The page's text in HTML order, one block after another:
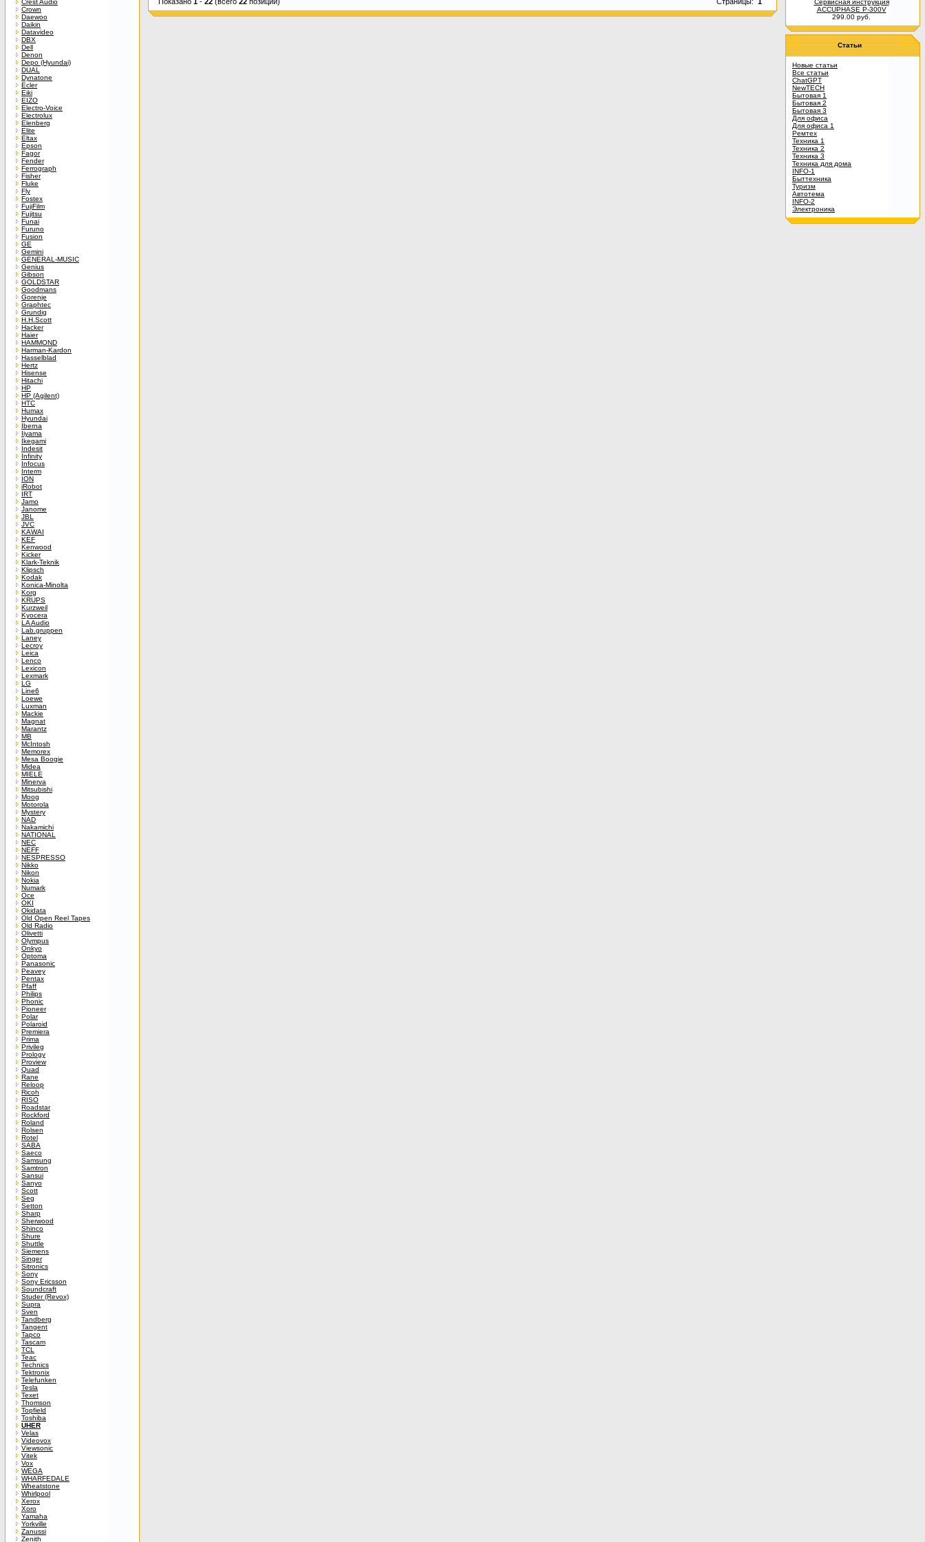
Crest Audio
Crown
Daewoo
Daikin
Datavideo
DBX
Dell
Denon
Depo (Hyundai)
DUAL
Dynatone
Ecler
Eiki
EIZO
Electro-Voice
Electrolux
Elenberg
Elite
Eltax
Epson
Fagor
Fender
Ferrograph
Fisher
Fluke
Fly
Fostex
FujiFilm
Fujitsu
Funai
Furuno
Fusion
GE
Gemini
GENERAL-MUSIC
Genius
Gibson
GOLDSTAR
Goodmans
Gorenje
Graphtec
Grundig
H.H.Scott
Hacker
Haier
HAMMOND
Harman-Kardon
Hasselblad
Hertz
Hisense
Hitachi
HP
HP (Agilent)
HTC
Humax
Hyundai
Iberna
Iiyama
Ikegami
Indesit
Infinity
Infocus
Interm
ION
iRobot
IRT
Jamo
Janome
JBL
JVC
KAWAI
KEF
Kenwood
Kicker
Klark-Teknik
Klipsch
Kodak
Konica-Minolta
Korg
KRUPS
Kurzweil
Kyocera
LA Audio
Lab.gruppen
Laney
Lecroy
Leica
Lenco
Lexicon
Lexmark
LG
Line6
Loewe
Luxman
Mackie
Magnat
Marantz
MB
McIntosh
Memorex
Mesa Boogie
Midea
MIELE
Minerva
Mitsubishi
Moog
Motorola
Mystery
NAD
Nakamichi
NATIONAL
NEC
NEFF
NESPRESSO
Nikko
Nikon
Nokia
Numark
Oce
OKI
Okidata
Old Open Reel Tapes
Old Radio
Olivetti
Olympus
Onkyo
Optoma
Panasonic
Peavey
Pentax
Pfaff
Philips
Phonic
Pioneer
Polar
Polaroid
Premiera
Prima
Privileg
Prology
Proview
Quad
Rane
Reloop
Ricoh
RISO
Roadstar
Rockford
Roland
Rolsen
Rotel
SABA
Saeco
Samsung
Samtron
Sansui
Sanyo
Scott
Seg
Setton
Sharp
Sherwood
Shinco
Shure
Shuttle
Siemens
Singer
Sitronics
Sony
Sony Ericsson
Soundcraft
Studer (Revox)
Supra
Sven
Tandberg
Tangent
Tapco
Tascam
TCL
Teac
Technics
Tektronix
Telefunken
Tesla
Texet
Thomson
Topfield
Toshiba
UHER
Velas
Videovox
Viewsonic
Vitek
Vox
WEGA
WHARFEDALE
Wheatstone
Whirlpool
Xerox
Xoro
Yamaha
Yorkville
Zanussi
Zenith
Сервисная инструкция
ACCUPHASE P-300V
299.00 руб.
Статьи
Новые статьи
Все статьи
ChatGPT
NewTECH
Бытовая 1
Бытовая 2
Бытовая 3
Для офиса
Для офиса 1
Ремтех
Техника 1
Техника 2
Техника 3
Техника для дома
INFO-1
Быттехника
Туризм
Автотема
INFO-2
Электроника